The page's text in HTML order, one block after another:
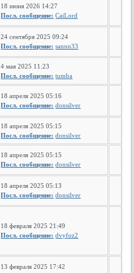
18 июня 2026 14:27
Посл. сообщение: CaiLord
24 сентября 2025 09:24
Посл. сообщение: sannn33
4 мая 2025 11:23
Посл. сообщение: tumba
18 апреля 2025 05:16
Посл. сообщение: donsilver
18 апреля 2025 05:15
Посл. сообщение: donsilver
18 апреля 2025 05:15
Посл. сообщение: donsilver
18 апреля 2025 05:13
Посл. сообщение: donsilver
18 февраля 2025 21:49
Посл. сообщение: dvyfoz2
13 февраля 2025 17:42